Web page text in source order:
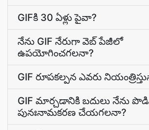
GIFకి 30 ఏళ్లు పైవా?
నేను GIF నేరుగా వెబ్‌ పేజీలో
ఉపయోగించగలనా?
GIF రూపకల్పన ఎవరు
GIF మార్చడానికి బదులు నేను
పునఃనామకరణ చేయగలనా?